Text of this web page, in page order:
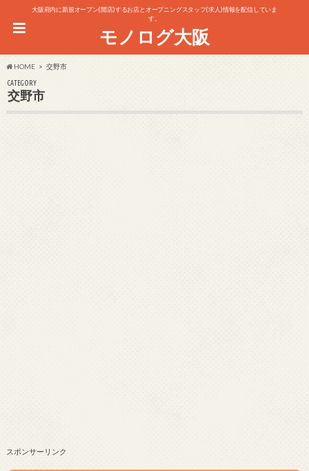
大阪府内に新規オープン(開店)するお店とオープニングスタッフ(求人)情報を配信していま
す。
モノログ大阪
HOME 交野市
CATEGORY
交野市
スポンサーリンク